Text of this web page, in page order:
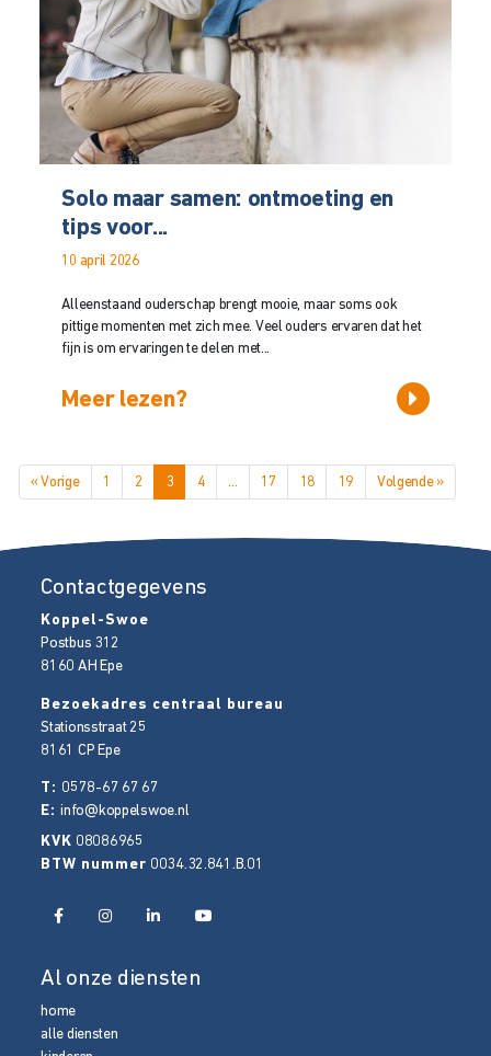
Solo maar samen: ontmoeting en
tips voor...
10 april 2026
Alleenstaand ouderschap brengt mooie, maar soms ook
pittige momenten met zich mee. Veel ouders ervaren dat het
fijn is om ervaringen te delen met...
Meer lezen?
« Vorige 1 2 3 4 … 17 18 19 Volgende »
Contactgegevens
Koppel-Swoe
Postbus 312
8160 AH Epe
Bezoekadres centraal bureau
Stationsstraat 25
8161 CP Epe
T: 0578-67 67 67
E:info@koppelswoe.nl
KVK 08086965
BTW nummer 0034.32.841.B.01
Al onze diensten
home
alle diensten